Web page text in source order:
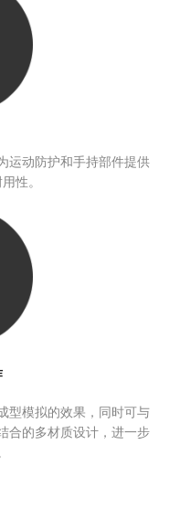
运动防护和手持部件提供
性。
型模拟的效果，同时可与
合的多材质设计，进一步